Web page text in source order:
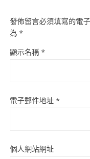
發佈留言必須填寫的電
為 *
顯示名稱 *
電子郵件地址 *
個人網站網址